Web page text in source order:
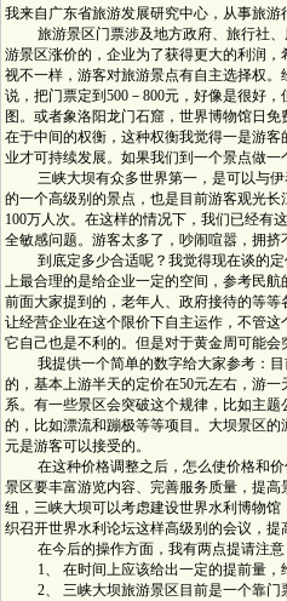
我来自广东省旅游发展研究中心，从事旅游
旅游景区门票涉及地方政府、旅行社、
游景区涨价的，企业为了获得更大的利润
视不一样，游客对旅游景点有自主选择权
说，把门票定到500－800元，好像是很好
图。或者象洛阳龙门石窟，世界博物馆日
在于中间的权衡，这种权衡我觉得一是游
业才可持续发展。如果我们到一个景点做
三峡大坝有众多世界第一，是可以与伊
的一个高级别的景点，也是目前游客观光
100万人次。在这样的情况下，我们已经有
全敏感问题。游客太多了，吵闹喧嚣，拥挤
到底定多少合适呢？我觉得现在谈的定
上最合理的是给企业一定的空间，参考民
前面大家提到的，老年人、政府接待的等
让经营企业在这个限价下自主运作，不管
它自己也是不利的。但是对于黄金周可能
我提供一个简单的数字给大家参考：目
的，基本上游半天的定价在50元左右，游
系。有一些景区会突破这个规律，比如主
的，比如漂流和蹦极等等项目。大坝景区
元是游客可以接受的。
在这种价格调整之后，怎么使价格和价
景区要丰富游览内容、完善服务质量，提
纽，三峡大坝可以考虑建设世界水利博物
织召开世界水利论坛这样高级别的会议，提
在今后的操作方面，我有两点提请注意
1、 在时间上应该给出一定的提前量，
2、 三峡大坝旅游景区目前是一个靠门票